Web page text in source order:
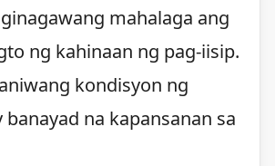
mahalaga ang
ng kahinaan ng pag-iisip.
kondisyon ng
na kapansanan sa